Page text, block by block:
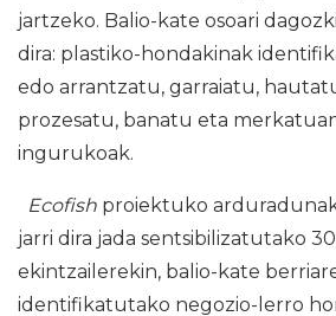
jartzeko. Balio-kate osoari
dira: plastiko-hondakinak
edo arrantzatu, garraiatu,
prozesatu, banatu eta
ingurukoak.
Ecofish proiektuko
jarri dira jada sentsibilizatutako
ekintzailerekin, balio-kate
identifikatutako negozio-lerro